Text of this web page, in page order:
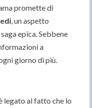
promette di
, un aspetto
epica. Sebbene
a
giorno di più.
legato al fatto che lo